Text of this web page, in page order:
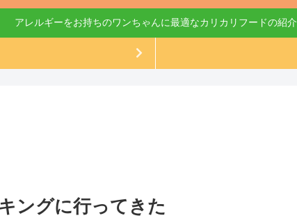
アレルギーをお持ちのワンちゃんに最適なカリカリフードの紹介
ングに行ってきた